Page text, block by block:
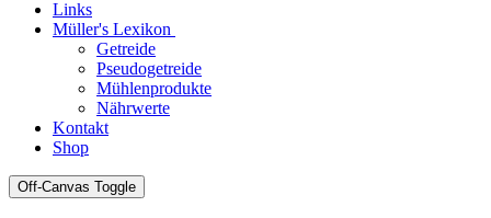
Links
Müller's Lexikon
Getreide
Pseudogetreide
Mühlenprodukte
Nährwerte
Kontakt
Shop
Off-Canvas Toggle